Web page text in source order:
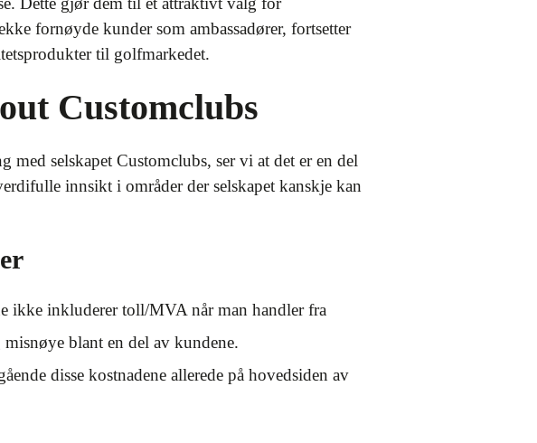
fornøyde kunder som ambassadører, fortsetter
til golfmarkedet.
Customclubs
med selskapet Customclubs, ser vi at det er en del
innsikt i områder der selskapet kanskje kan
ikke inkluderer toll/MVA når man handler fra
blant en del av kundene.
disse kostnadene allerede på hovedsiden av